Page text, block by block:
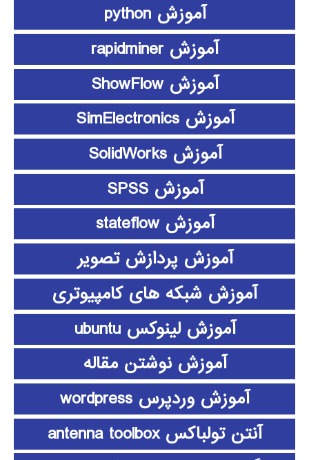
آموزش python
آموزش rapidminer
آموزش ShowFlow
آموزش SimElectronics
آموزش SolidWorks
آموزش SPSS
آموزش stateflow
آموزش پردازش تصویر
آموزش شبکه های کامپیوتری
آموزش لینوکس ubuntu
آموزش نوشتن مقاله
آموزش وردپرس wordpress
آنتن تولباکس antenna toolbox